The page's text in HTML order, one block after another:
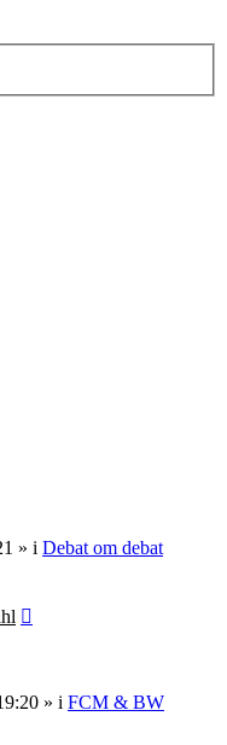
» i Debat om debat
» i FCM & BW